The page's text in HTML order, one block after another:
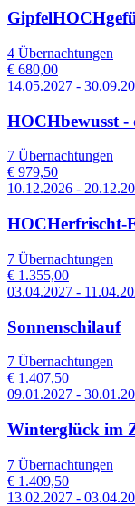
4 Übernachtungen
€ 680,00
14.05.2027 -
HOCHbewusst
7 Übernachtungen
€ 979,50
10.12.2026 -
HOCHerfrischt-
7 Übernachtungen
€ 1.355,00
03.04.2027 -
Sonnenschilauf
7 Übernachtungen
€ 1.407,50
09.01.2027 -
Winterglück im
7 Übernachtungen
€ 1.409,50
13.02.2027 -